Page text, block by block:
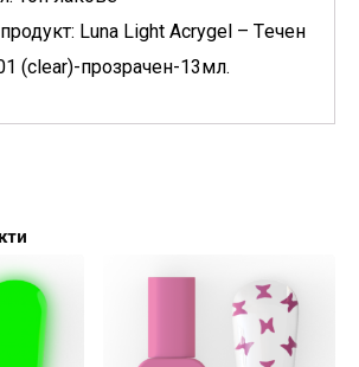
Luna Light Acrygel – Tечен
(clear)-прозрачен-13мл.